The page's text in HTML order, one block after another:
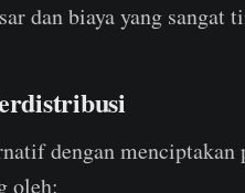
dan biaya yang sangat
dengan menciptakan
oleh: